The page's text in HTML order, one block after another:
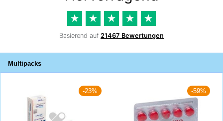
Multipacks
-23% -59%